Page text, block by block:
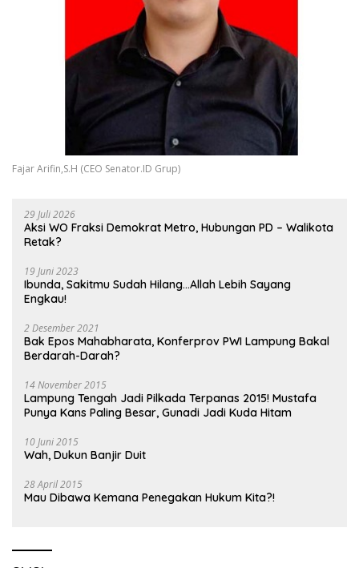
Fajar Arifin,S.H (CEO Senator.ID Grup)
29 Juli 2026
Aksi WO Fraksi Demokrat Metro, Hubungan PD – Walikota
Retak?
19 Juni 2023
Ibunda, Sakitmu Sudah Hilang…Allah Lebih Sayang
Engkau!
2 Desember 2021
Bak Epos Mahabharata, Konferprov PWI Lampung Bakal
Berdarah-Darah?
14 November 2015
Lampung Tengah Jadi Pilkada Terpanas 2015! Mustafa
Punya Kans Paling Besar, Gunadi Jadi Kuda Hitam
10 Juni 2015
Wah, Dukun Banjir Duit
28 April 2015
Mau Dibawa Kemana Penegakan Hukum Kita?!